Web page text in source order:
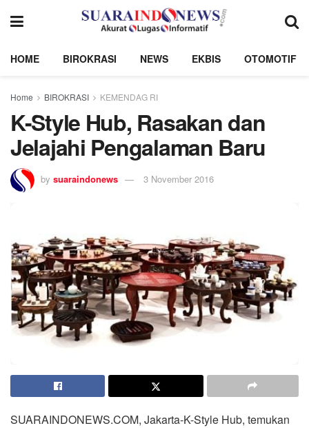
HOME BIROKRASI NEWS EKBIS OTOMOTIF
Home BIROKRASI KEMENDAG RI
K-Style Hub, Rasakan dan
Jelajahi Pengalaman Baru
by suaraindonews 3 November 2016
SUARAINDONEWS.COM, Jakarta-K-Style Hub, temukan